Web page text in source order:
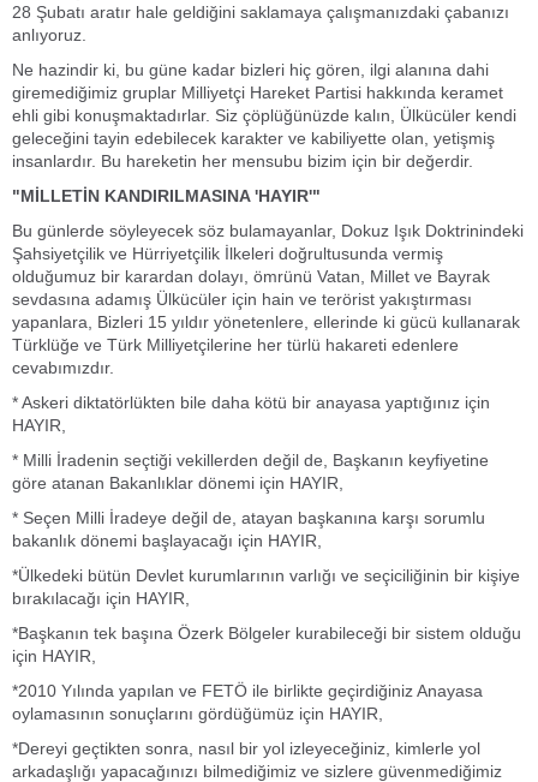
28 Şubatı aratır hale geldiğini saklamaya çalışmanızdaki çabanızı
anlıyoruz.
Ne hazindir ki, bu güne kadar bizleri hiç gören, ilgi alanına dahi
giremediğimiz gruplar Milliyetçi Hareket Partisi hakkında keramet
ehli gibi konuşmaktadırlar. Siz çöplüğünüzde kalın, Ülkücüler kendi
geleceğini tayin edebilecek karakter ve kabiliyette olan, yetişmiş
insanlardır. Bu hareketin her mensubu bizim için bir değerdir.
"MİLLETİN KANDIRILMASINA 'HAYIR'"
Bu günlerde söyleyecek söz bulamayanlar, Dokuz Işık Doktrinindeki
Şahsiyetçilik ve Hürriyetçilik İlkeleri doğrultusunda vermiş
olduğumuz bir karardan dolayı, ömrünü Vatan, Millet ve Bayrak
sevdasına adamış Ülkücüler için hain ve terörist yakıştırması
yapanlara, Bizleri 15 yıldır yönetenlere, ellerinde ki gücü kullanarak
Türklüğe ve Türk Milliyetçilerine her türlü hakareti edenlere
cevabımızdır.
* Askeri diktatörlükten bile daha kötü bir anayasa yaptığınız için
HAYIR,
* Milli İradenin seçtiği vekillerden değil de, Başkanın keyfiyetine
göre atanan Bakanlıklar dönemi için HAYIR,
* Seçen Milli İradeye değil de, atayan başkanına karşı sorumlu
bakanlık dönemi başlayacağı için HAYIR,
*Ülkedeki bütün Devlet kurumlarının varlığı ve seçiciliğinin bir kişiye
bırakılacağı için HAYIR,
*Başkanın tek başına Özerk Bölgeler kurabileceği bir sistem olduğu
için HAYIR,
*2010 Yılında yapılan ve FETÖ ile birlikte geçirdiğiniz Anayasa
oylamasının sonuçlarını gördüğümüz için HAYIR,
*Dereyi geçtikten sonra, nasıl bir yol izleyeceğiniz, kimlerle yol
arkadaşlığı yapacağınızı bilmediğimiz ve sizlere güvenmediğimiz